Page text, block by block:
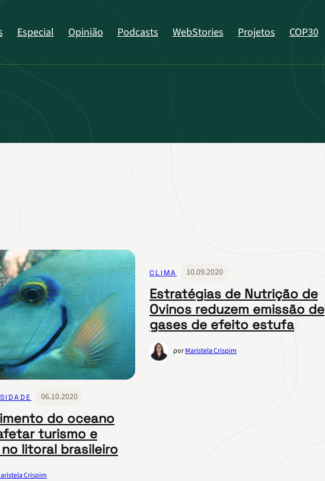
Especial Opinião Podcasts WebStories Projetos COP30
06.10.2020
do oceano
turismo e
litoral brasileiro
Crispim
CLIMA 10.09.2020
Estratégias de Nutrição de
Ovinos reduzem emissão de
gases de efeito estufa
porMaristela Crispim